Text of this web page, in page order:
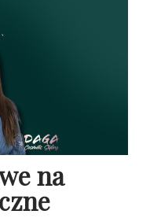
na